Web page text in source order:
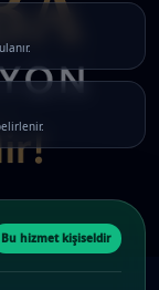
Bu hizmet kişiseldir